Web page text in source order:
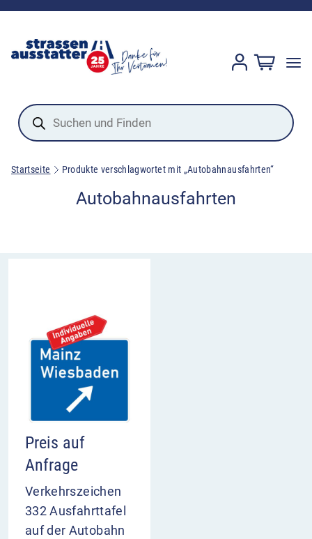
Products
search
Startseite Produkte verschlagwortet mit „Autobahnausfahrten“
Autobahnausfahrten
Preis auf
Anfrage
Verkehrszeichen
332 Ausfahrttafel
auf der Autobahn